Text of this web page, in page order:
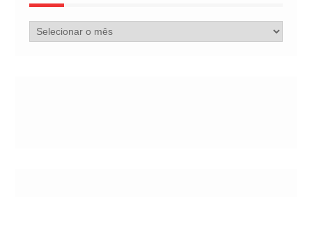
Arquivo
de